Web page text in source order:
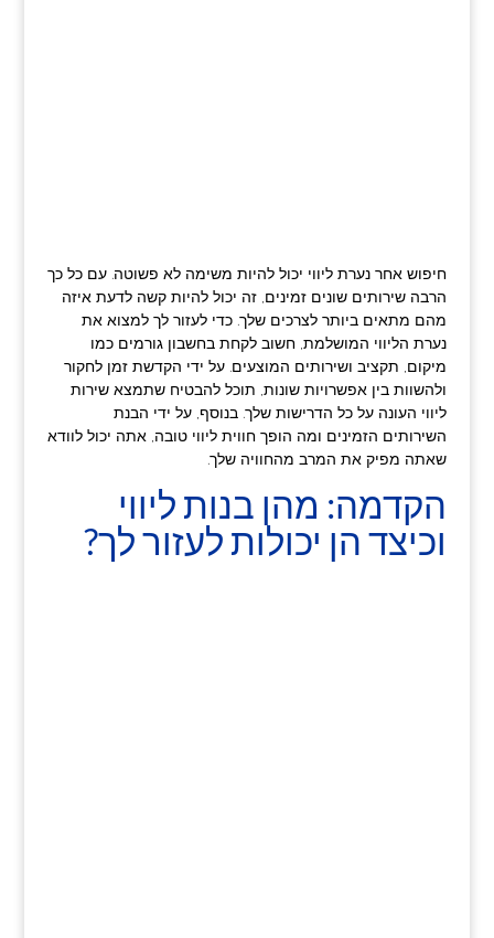
חיפוש אחר נערת ליווי יכול להיות משימה לא פשוטה. עם כל כך
הרבה שירותים שונים זמינים, זה יכול להיות קשה לדעת איזה
מהם מתאים ביותר לצרכים שלך. כדי לעזור לך למצוא את
נערת הליווי המושלמת, חשוב לקחת בחשבון גורמים כמו
מיקום, תקציב ושירותים המוצעים. על ידי הקדשת זמן לחקור
ולהשוות בין אפשרויות שונות, תוכל להבטיח שתמצא שירות
ליווי העונה על כל הדרישות שלך. בנוסף, על ידי הבנת
השירותים הזמינים ומה הופך חווית ליווי טובה, אתה יכול לוודא
שאתה מפיק את המרב מהחוויה שלך.
הקדמה: מהן בנות ליווי
וכיצד הן יכולות לעזור לך?